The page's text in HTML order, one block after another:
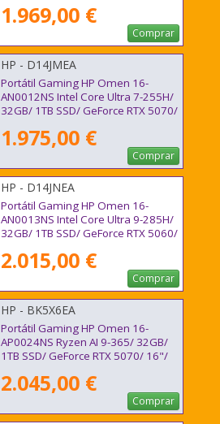
1.969,00 €
Comprar
HP - D14JMEA
Portátil Gaming HP Omen 16-
AN0012NS Intel Core Ultra 7-255H/
32GB/ 1TB SSD/ GeForce RTX 5070/
1.975,00 €
Comprar
HP - D14JNEA
Portátil Gaming HP Omen 16-
AN0013NS Intel Core Ultra 9-285H/
32GB/ 1TB SSD/ GeForce RTX 5060/
2.015,00 €
Comprar
HP - BK5X6EA
Portátil Gaming HP Omen 16-
AP0024NS Ryzen AI 9-365/ 32GB/
1TB SSD/ GeForce RTX 5070/ 16"/
2.045,00 €
Comprar